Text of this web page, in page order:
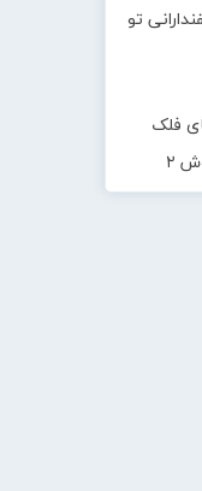
تو
فلک
۲